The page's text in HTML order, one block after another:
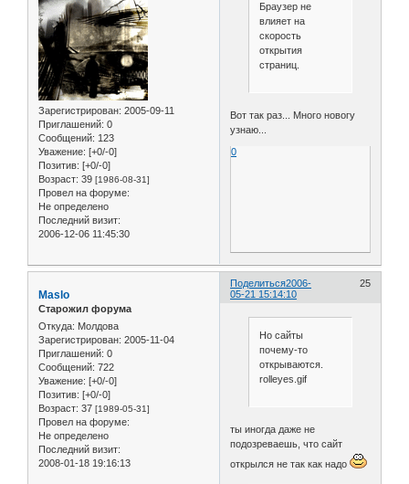
Зарегистрирован: 2005-09-11
Приглашений: 0
Сообщений: 123
Уважение: [+0/-0]
Позитив: [+0/-0]
Возраст: 39 [1986-08-31]
Провел на форуме:
Не определено
Последний визит:
2006-12-06 11:45:30
Браузер не
влияет на
скорость
открытия
страниц.
Вот так раз... Много новогу
узнаю...
0
Поделиться 25
2006-
05-21 15:14:10
Maslo
Старожил форума
Откуда: Молдова
Зарегистрирован: 2005-11-04
Приглашений: 0
Сообщений: 722
Уважение: [+0/-0]
Позитив: [+0/-0]
Возраст: 37 [1989-05-31]
Провел на форуме:
Не определено
Последний визит:
2008-01-18 19:16:13
Но сайты
почему-то
открываются.
rolleyes.gif
ты иногда даже не
подозреваешь, что сайт
открылся не так как надо